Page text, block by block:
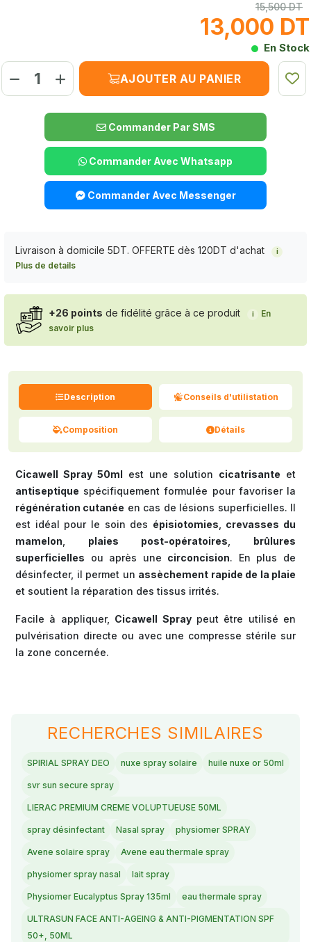
15,500 DT
13,000 DT
En Stock
AJOUTER AU PANIER
Commander Par SMS
Commander Avec Whatsapp
Commander Avec Messenger
Livraison à domicile 5DT. OFFERTE dès 120DT d'achat i
Plus de details
+26 points de fidélité grâce à ce produit i
En
savoir plus
Description Conseils d'utilistation
Composition Détails
Cicawell Spray 50ml est une solution cicatrisante et
antiseptique spécifiquement formulée pour favoriser la
régénération cutanée en cas de lésions superficielles. Il
est idéal pour le soin des épisiotomies
crevasses du
mamelon
plaies post-opératoires
brûlures
superficielles ou après une circoncision. En plus de
désinfecter, il permet un assèchement rapide de la plaie
et soutient la réparation des tissus irrités.
Facile à appliquer, Cicawell Spraypeut être utilisé en
pulvérisation directe ou avec une compresse stérile sur
la zone concernée.
RECHERCHES SIMILAIRES
SPIRIAL SPRAY DEO nuxe spray solaire huile nuxe or 50ml
svr sun secure spray
LIERAC PREMIUM CREME VOLUPTUEUSE 50ML
spray désinfectant Nasal spray physiomer SPRAY
Avene solaire spray Avene eau thermale spray
physiomer spray nasal lait spray
Physiomer Eucalyptus Spray 135ml eau thermale spray
ULTRASUN FACE ANTI-AGEING & ANTI-PIGMENTATION SPF
50+, 50ML